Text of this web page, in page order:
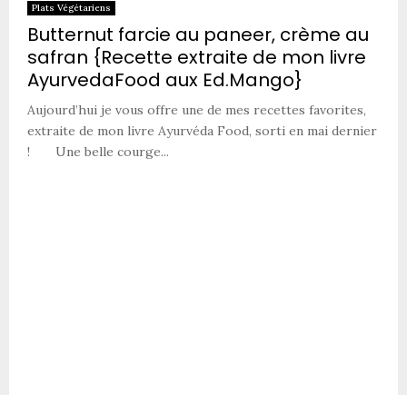
Plats Végétariens
Butternut farcie au paneer, crème au
safran {Recette extraite de mon livre
AyurvedaFood aux Ed.Mango}
Aujourd’hui je vous offre une de mes recettes favorites,
extraite de mon livre Ayurvéda Food, sorti en mai dernier
! Une belle courge...